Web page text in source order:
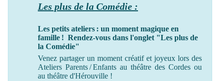
Les plus de la Comédie :
Les petits ateliers : un moment magique en
famille ! Rendez-vous dans l'onglet "Les plus de
la Comédie"
Venez partager un moment créatif et joyeux lors des
Ateliers Parents / Enfants au théâtre des Cordes ou
au théâtre d'Hérouville !